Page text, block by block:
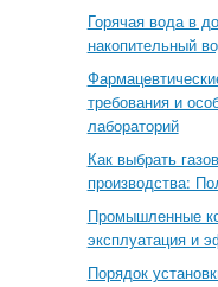
Горячая вода в
накопительный
требования и
лабораторий
Как выбрать
производства:
Промышленные
эксплуатация и
Порядок